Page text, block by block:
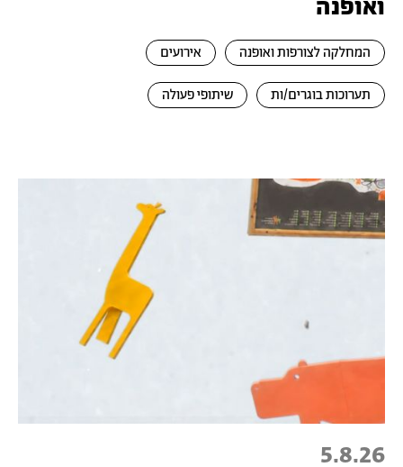
ואופנה
המחלקה לצורפות ואופנה אירועים
תערוכות בוגרים/ות שיתופי פעולה
5.8.26